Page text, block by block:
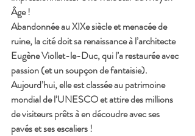
Âge !
Abandonnée au XIXe siècle et menacée de
ruine, la cité doit sa renaissance à l’architecte
Eugène Viollet-le-Duc, qui l’a restaurée avec
passion (et un soupçon de fantaisie).
Aujourd’hui, elle est classée au patrimoine
mondial de l’UNESCO et attire des millions
de visiteurs prêts à en découdre avec ses
pavés et ses escaliers !